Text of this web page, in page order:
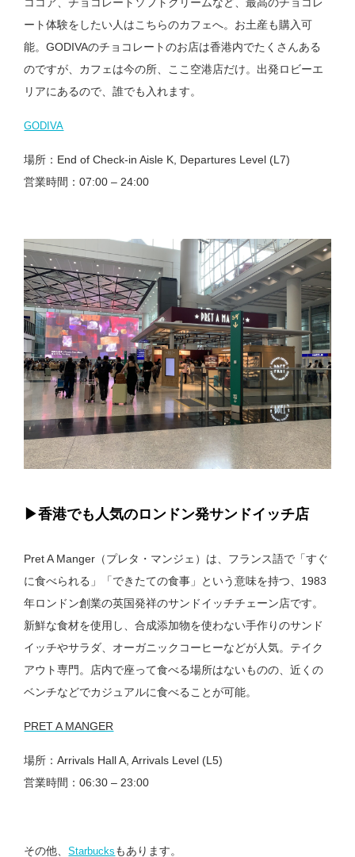
ート体験をしたい人はこちらのカフェへ。お土産も購入可
能。GODIVAのチョコレートのお店は香港内でたくさんある
のですが、カフェは今の所、ここ空港店だけ。出発ロビーエ
リアにあるので、誰でも入れます。
GODIVA
場所：End of Check-in Aisle K, Departures Level (L7)
営業時間：07:00 – 24:00
▶︎香港でも人気のロンドン発サンドイッチ店
Pret A Manger（プレタ・マンジェ）は、フランス語で「すぐ
に食べられる」「できたての食事」という意味を持つ、1983
年ロンドン創業の英国発祥のサンドイッチチェーン店です。
新鮮な食材を使用し、合成添加物を使わない手作りのサンド
イッチやサラダ、オーガニックコーヒーなどが人気。テイク
アウト専門。店内で座って食べる場所はないものの、近くの
ベンチなどでカジュアルに食べることが可能。
PRET A MANGER
場所：Arrivals Hall A, Arrivals Level (L5)
営業時間：06:30 – 23:00
その他、Starbucks もあります。